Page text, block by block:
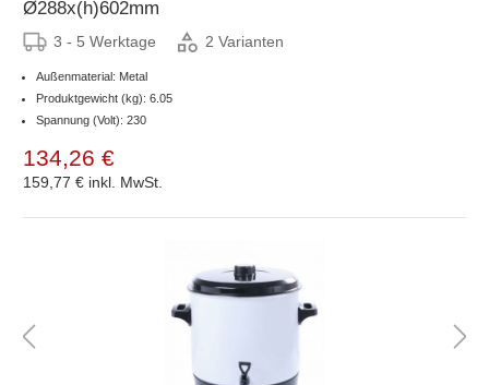
Ø288x(h)602mm
3 - 5 Werktage 2 Varianten
Außenmaterial: Metal
Produktgewicht (kg): 6.05
Spannung (Volt): 230
134,26 €
159,77 € inkl. MwSt.